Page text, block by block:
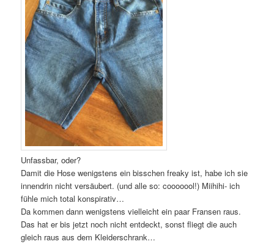
Unfassbar, oder?
Damit die Hose wenigstens ein bisschen freaky ist, habe ich sie
innendrin nicht versäubert. (und alle so: cooooool!) Miihihi- ich
fühle mich total konspirativ…
Da kommen dann wenigstens vielleicht ein paar Fransen raus.
Das hat er bis jetzt noch nicht entdeckt, sonst fliegt die auch
gleich raus aus dem Kleiderschrank…